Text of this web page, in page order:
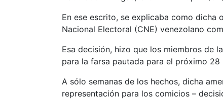
En ese escrito, se explicaba como dicha
Nacional Electoral (CNE) venezolano
Esa decisión, hizo que los miembros de
para la farsa pautada para el próximo 28
A sólo semanas de los hechos, dicha
representación para los comicios –